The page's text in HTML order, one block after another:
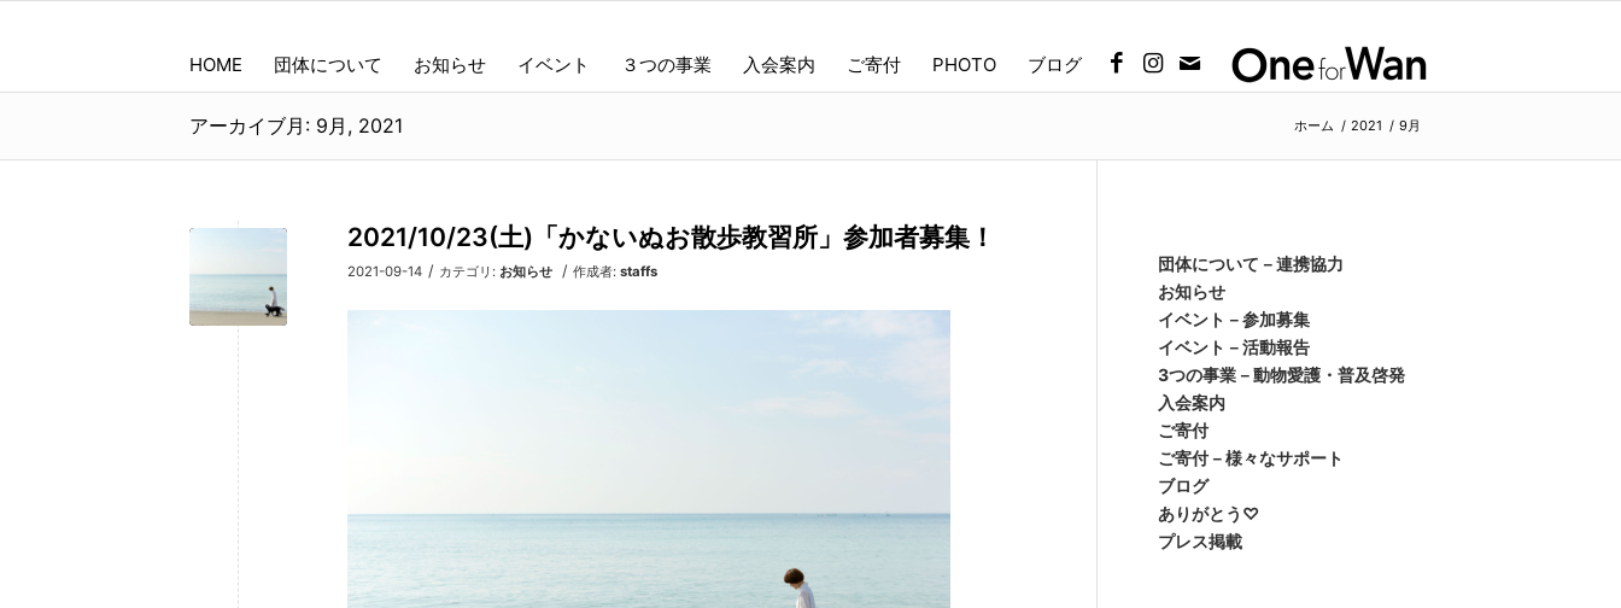
HOME 団体について お知らせ イベント ３つの事業 入会案内 ご寄付 PHOTO ブログ
アーカイブ月: 9月, 2021 ホーム / 2021 / 9月
2021/10/23(土)「かないぬお散歩教習所」参加者募集！
2021-09-14 / カテゴリ: お知らせ / 作成者: staffs
団体について－連携協力
お知らせ
イベント－参加募集
イベント－活動報告
3つの事業－動物愛護・普及啓発
入会案内
ご寄付
ご寄付－様々なサポート
ブログ
ありがとう♡
プレス掲載